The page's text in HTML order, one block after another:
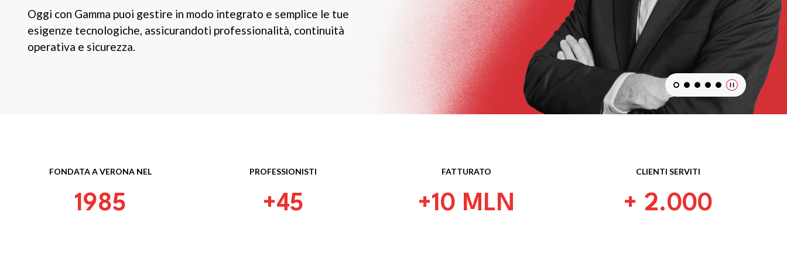
Oggi con Gamma puoi gestire in modo integrato e semplice le tue
esigenze tecnologiche, assicurandoti professionalità, continuità
operativa e sicurezza.
FONDATA A VERONA NEL
1985
PROFESSIONISTI
+45
FATTURATO
+10 MLN
CLIENTI SERVITI
+ 2.000